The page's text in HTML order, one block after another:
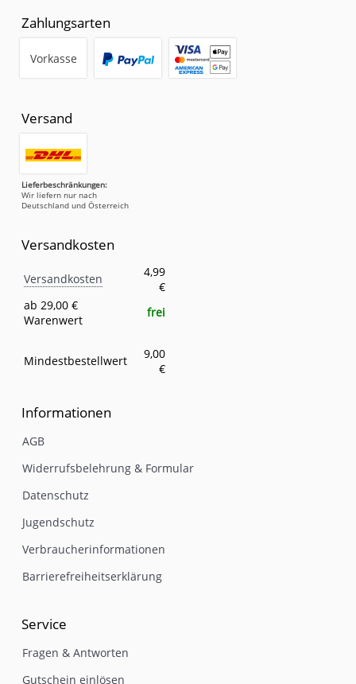
Zahlungsarten
Vorkasse
Versand
Lieferbeschränkungen:
Wir liefern nur nach
Deutschland und Österreich
Versandkosten
Versandkosten
4,99
€
ab 29,00 €
Warenwert
frei
Mindestbestellwert
9,00
€
Informationen
AGB
Widerrufsbelehrung & Formular
Datenschutz
Jugendschutz
Verbraucherinformationen
Barrierefreiheitserklärung
Service
Fragen & Antworten
Gutschein einlösen